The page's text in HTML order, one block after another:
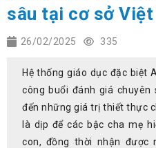
sâu tại cơ sở
26/02/2025 335
Hệ thống giáo dục đặc biệt
công buổi đánh giá
đến những giá trị thiết thực
là dịp để các bậc cha mẹ
con, đồng thời nhận được